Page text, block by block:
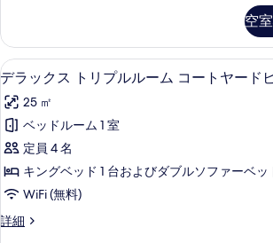
ー
ド
ビ
ュ
ー
の
す
て
ヤ
ー
ド
ビ
ュ
ー
の
詳
は
ツ
イ
ン
ル
ー
ム
シ
テ
ク
ダ
ブ
ま
た
ツ
イ
ン
ル
ー
空
デ
ラ
ッ
ク
ス
ト
リ
プ
デラックス
22
デラックス トリプルルーム コートヤード
25 ㎡
ベッドルーム 1 室
定員 4 名
キングベッド 1 台およびダブルソファーベッ
WiFi (無料)
詳細
デ